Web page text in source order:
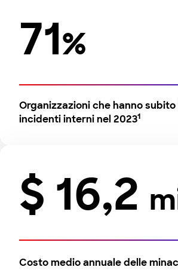
71%
Organizzazioni che hanno subito
incidenti interni nel 20231
$ 16,2
Costo medio annuale delle